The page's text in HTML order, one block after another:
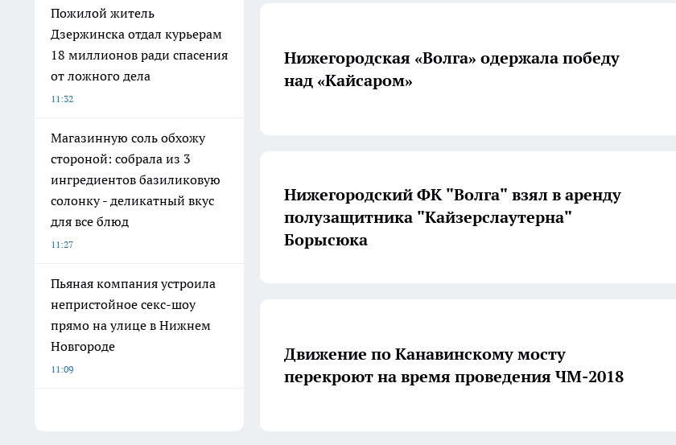
Пожилой житель
Дзержинска отдал курьерам
18 миллионов ради спасения
от ложного дела
11:32
Магазинную соль обхожу
стороной: собрала из 3
ингредиентов базиликовую
солонку - деликатный вкус
для все блюд
11:27
Пьяная компания устроила
непристойное секс-шоу
прямо на улице в Нижнем
Новгороде
11:09
Нижегородская «Волга» одержала победу
над «Кайсаром»
Нижегородский ФК "Волга" взял в аренду
полузащитника "Кайзерслаутерна"
Борысюка
Движение по Канавинскому мосту
перекроют на время проведения ЧМ-2018